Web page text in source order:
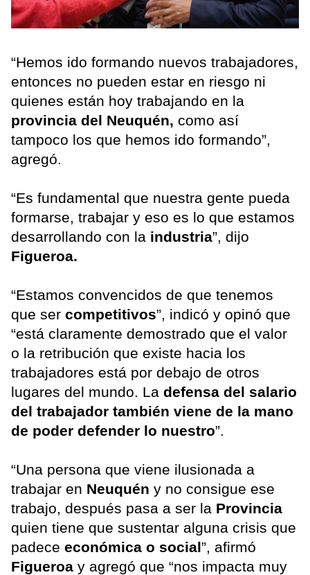
“Hemos ido formando nuevos trabajadores,
entonces no pueden estar en riesgo ni
quienes están hoy trabajando en la
provincia del Neuquén, como así
tampoco los que hemos ido formando”,
agregó.
“Es fundamental que nuestra gente pueda
formarse, trabajar y eso es lo que estamos
desarrollando con la industria”, dijo
Figueroa.
“Estamos convencidos de que tenemos
que ser competitivos”, indicó y opinó que
“está claramente demostrado que el valor
o la retribución que existe hacia los
trabajadores está por debajo de otros
lugares del mundo. La defensa del salario
del trabajador también viene de la mano
de poder defender lo nuestro”.
“Una persona que viene ilusionada a
trabajar en Neuquén y no consigue ese
trabajo, después pasa a ser la Provincia
quien tiene que sustentar alguna crisis que
padece económica o social”, afirmó
Figueroa y agregó que “nos impacta muy